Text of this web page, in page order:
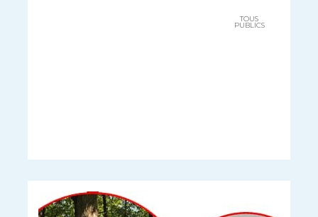
TOUS
PUBLICS